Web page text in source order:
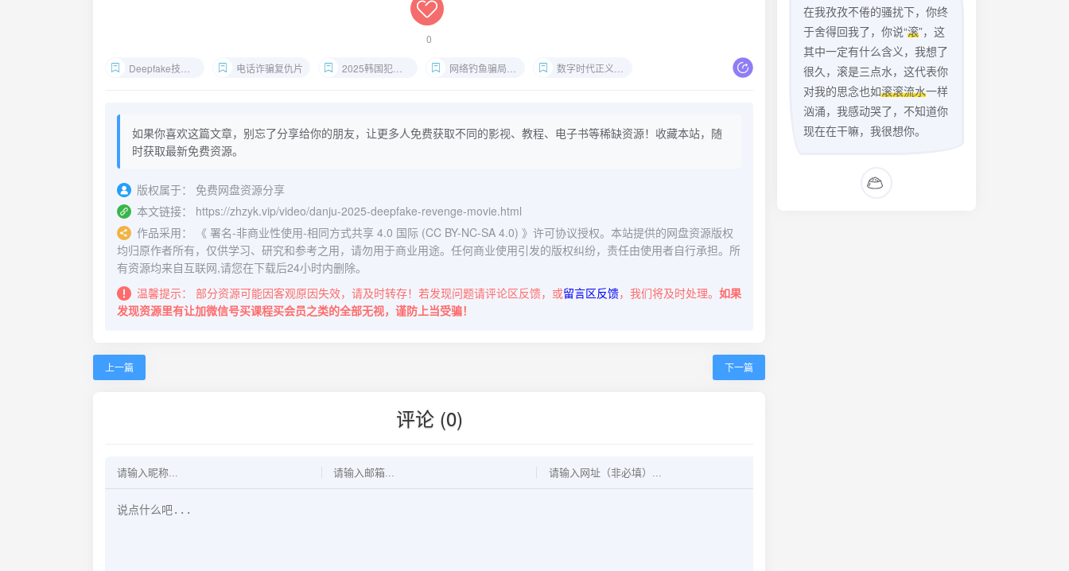
0
Deepfake技术电影 电话诈骗复仇片 2025韩国犯罪片 网络钓鱼骗局电影 数字时代正义电影
如果你喜欢这篇文章，别忘了分享给你的朋友，让更多人免费获取不同的影视、教程、电子书等稀缺资源！收藏本站，随
时获取最新免费资源。
版权属于：
免费网盘资源分享
本文链接：
https://zhzyk.vip/video/danju-2025-deepfake-revenge-movie.html
作品采用：
《 署名-非商业性使用-相同方式共享 4.0 国际 (CC BY-NC-SA 4.0) 》许可协议授权。本站提供的网盘资源版权
均归原作者所有，仅供学习、研究和参考之用，请勿用于商业用途。任何商业使用引发的版权纠纷，责任由使用者自行承担。所
有资源均来自互联网,请您在下载后24小时内删除。
温馨提示：
部分资源可能因客观原因失效，请及时转存！若发现问题请评论区反馈，或留言区反馈，我们将及时处理。 如果
发现资源里有让加微信号买课程买会员之类的全部无视，谨防上当受骗！
上一篇 下一篇
评论 (0)
在我孜孜不倦的骚扰下，你终
于舍得回我了，你说“滚”，这
其中一定有什么含义，我想了
很久，滚是三点水，这代表你
对我的思念也如滚滚流水一样
汹涌，我感动哭了，不知道你
现在在干嘛，我很想你。